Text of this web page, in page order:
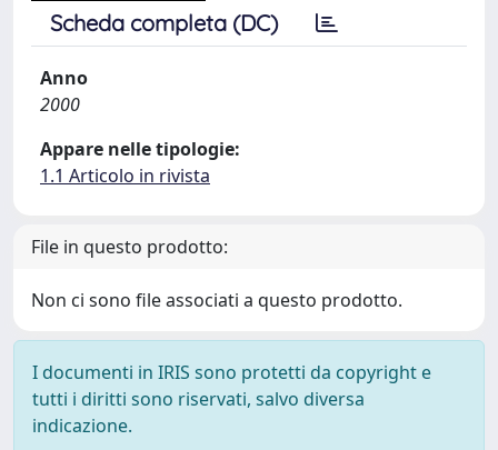
Scheda completa (DC)
Anno
2000
Appare nelle tipologie:
1.1 Articolo in rivista
File in questo prodotto:
Non ci sono file associati a questo prodotto.
I documenti in IRIS sono protetti da copyright e
tutti i diritti sono riservati, salvo diversa
indicazione.